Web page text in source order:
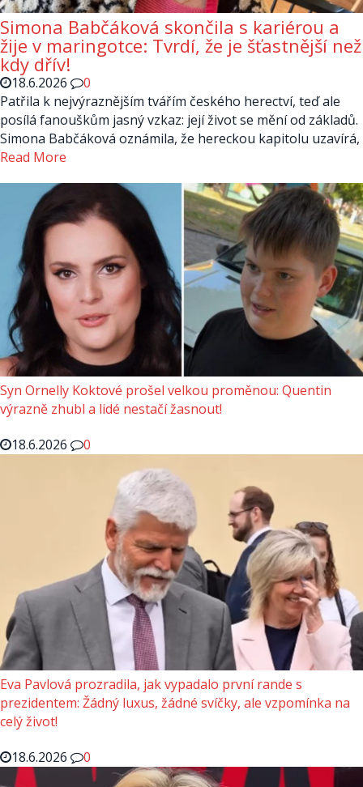
Simona Babčáková skončila s kariérou a
žije v maringotce: Tvrdí, že je šťastnější než
kdy dřív!
18.6.2026
0
Patřila k nejvýraznějším tvářím českého herectví, teď ale
posílá fanouškům jasný vzkaz: její život se mění od základů.
Simona Babčáková oznámila, že hereckou kapitolu uzavírá,
Read More
Syn Ornelly Koktové prošel velkou proměnou: Quentin
výrazně zhubl a lidé nestačí žasnout!
18.6.2026
0
Eva Pavlová prozradila, jak vypadalo první rande s
prezidentem: Žádný luxus, žádné svíčky, ale vzpomínka na
celý život!
18.6.2026
0